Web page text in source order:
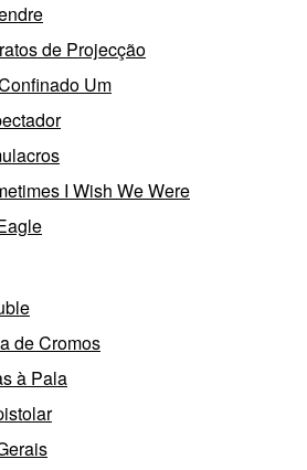
de Projecção
Um
I Wish We Were
de Cromos
à Pala